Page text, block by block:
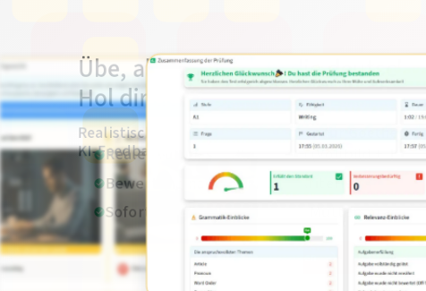
Übe, als würdest du die
Hol dir dein Zertifikat.
Realistische Prüfungssimulationen für Goethe,
KI-Feedback in Ihrer Sprache.
Reale Prüfungsbedingungen (Vollbild +
Bewertung nach offiziellen Kriterien
Sofortiges Feedback in Ihrer Muttersprache
Mehr erfahren Preise